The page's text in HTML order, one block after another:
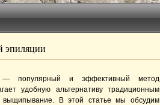
эпиляции
популярный и эффективный метод
удобную альтернативу традиционным
выщипывание. В этой статье мы обсудим